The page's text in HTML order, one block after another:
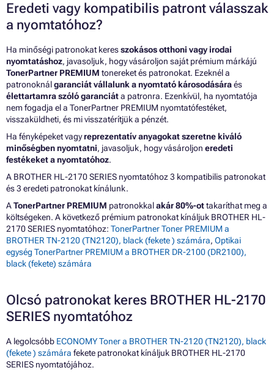
Eredeti vagy kompatibilis patront válasszak
a nyomtatóhoz?
Ha minőségi patronokat keresszokásos otthoni vagy irodai
nyomtatáshoz, javasoljuk, hogy vásároljon saját prémium márkájú
TonerPartner PREMIUM tonereket és patronokat. Ezeknél a
patronoknálgaranciát vállalunk a nyomtató károsodásáraés
élettartamra szóló garanciáta patronra. Ezenkívül, ha nyomtatója
nem fogadja el a TonerPartner PREMIUM nyomtatófestéket,
visszaküldheti, és mi visszatérítjük a pénzét.
Ha fényképeket vagyreprezentatív anyagokat szeretne kiváló
minőségben nyomtatni, javasoljuk, hogy vásároljon eredeti
festékeket a nyomtatóhoz.
A BROTHER HL-2170 SERIES nyomtatóhoz 3 kompatibilis patronokat
és 3 eredeti patronokat kínálunk.
ATonerPartner PREMIUM patronokkalakár 80%-ottakaríthat meg a
költségeken. A következő prémium patronokat kínáljuk BROTHER HL-
2170 SERIES nyomtatóhoz: TonerPartner Toner PREMIUM a
BROTHER TN-2120 (TN2120), black (fekete ) számára, Optikai
egység TonerPartner PREMIUM a BROTHER DR-2100 (DR2100),
black (fekete) számára
Olcsó patronokat keres BROTHER HL-2170
SERIES nyomtatóhoz
A legolcsóbb ECONOMY Toner a BROTHER TN-2120 (TN2120), black
(fekete ) számára fekete patronokat kínáljuk BROTHER HL-2170
SERIES nyomtatójához.